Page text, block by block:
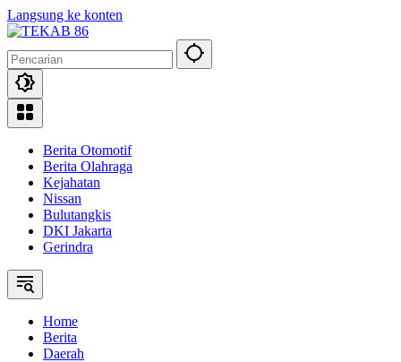
Langsung ke konten
Berita Otomotif
Berita Olahraga
Kejahatan
Nissan
Bulutangkis
DKI Jakarta
Gerindra
Home
Berita
Daerah